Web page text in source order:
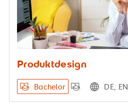
Produktdesign
Bachelor DE, EN